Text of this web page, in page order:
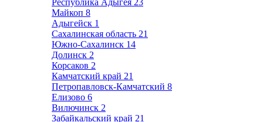
Республика Адыгея 23
Майкоп 8
Адыгейск 1
Сахалинская область 21
Южно-Сахалинск 14
Долинск 2
Корсаков 2
Камчатский край 21
Петропавловск-Камчатский 8
Елизово 6
Вилючинск 2
Забайкальский край 21